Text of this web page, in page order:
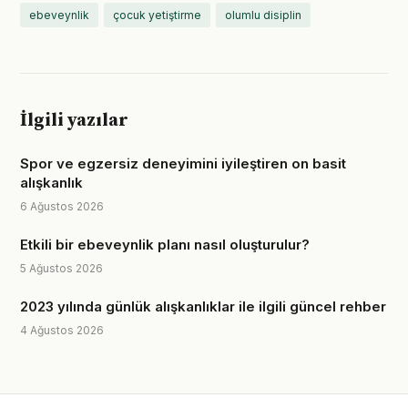
ebeveynlik çocuk yetiştirme olumlu disiplin
İlgili yazılar
Spor ve egzersiz deneyimini iyileştiren on basit
alışkanlık
6 Ağustos 2026
Etkili bir ebeveynlik planı nasıl oluşturulur?
5 Ağustos 2026
2023 yılında günlük alışkanlıklar ile ilgili güncel rehber
4 Ağustos 2026